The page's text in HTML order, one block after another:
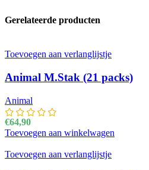
Gerelateerde producten
Toevoegen aan verlanglijstje
Animal M.Stak (21 packs)
Animal
€64,90
Toevoegen aan winkelwagen
Toevoegen aan verlanglijstje